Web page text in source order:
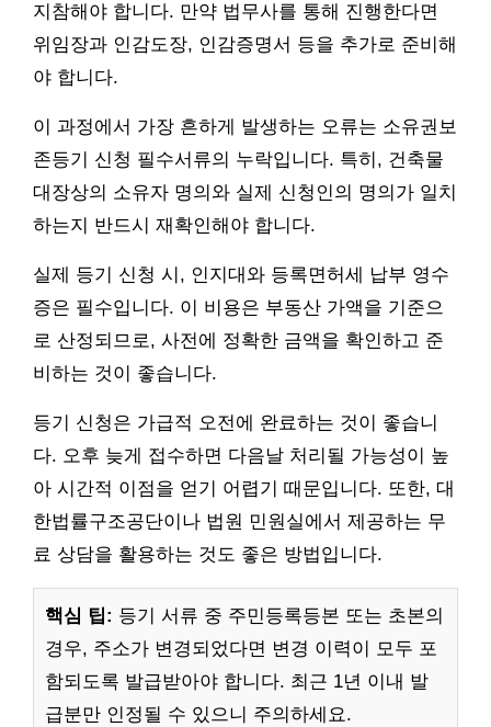
지참해야 합니다. 만약 법무사를 통해 진행한다면
위임장과 인감도장, 인감증명서 등을 추가로 준비해
야 합니다.
이 과정에서 가장 흔하게 발생하는 오류는 소유권보
존등기 신청 필수서류의 누락입니다. 특히, 건축물
대장상의 소유자 명의와 실제 신청인의 명의가 일치
하는지 반드시 재확인해야 합니다.
실제 등기 신청 시, 인지대와 등록면허세 납부 영수
증은 필수입니다. 이 비용은 부동산 가액을 기준으
로 산정되므로, 사전에 정확한 금액을 확인하고 준
비하는 것이 좋습니다.
등기 신청은 가급적 오전에 완료하는 것이 좋습니
다. 오후 늦게 접수하면 다음날 처리될 가능성이 높
아 시간적 이점을 얻기 어렵기 때문입니다. 또한, 대
한법률구조공단이나 법원 민원실에서 제공하는 무
료 상담을 활용하는 것도 좋은 방법입니다.
핵심 팁: 등기 서류 중 주민등록등본 또는 초본의
경우, 주소가 변경되었다면 변경 이력이 모두 포
함되도록 발급받아야 합니다. 최근 1년 이내 발
급분만 인정될 수 있으니 주의하세요.